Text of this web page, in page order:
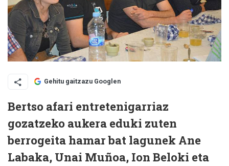
Gehitu gaitzazu Googlen
Bertso afari entretenigarriaz
gozatzeko aukera eduki zuten
berrogeita hamar bat lagunek Ane
Labaka, Unai Muñoa, Ion Beloki eta